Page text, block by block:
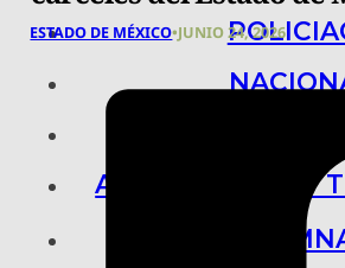
ARTE, CIENCIA Y
ESTADO DE MÉXICO•JUNIO 24, 2026